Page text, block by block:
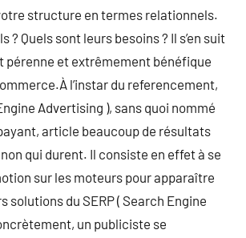
structure en termes relationnels.
? Quels sont leurs besoins ? Il s’en suit
pérenne et extrêmement bénéfique
l’instar du referencement,
Advertising ), sans quoi nommé
article beaucoup de résultats
qui durent. Il consiste en effet à se
sur les moteurs pour apparaître
solutions du SERP ( Search Engine
un publiciste se